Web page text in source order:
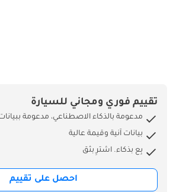
ومصدرو السيارات
في منطقة دبي
نحن أحد أفضل التجار
ومصدري السيارات
الناشئين في الإمارات
العربية المتحدة،
تقييم فوري ومجاني للسيارة
مدعومة بالذكاء الاصطناعي، مدعومة
بيانات آنية وقيمة عالية
بِع بذكاء. اشترِ بثق
احصل على تقييم